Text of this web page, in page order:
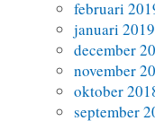
februari
januari 2019
december
november
oktober
september